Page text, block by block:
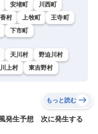
安堵町
川西町
村 上牧町
王寺町
下市町
天川村
野迫川村
川上村 東吉野村
もっと読む
発生予想 次に発生する